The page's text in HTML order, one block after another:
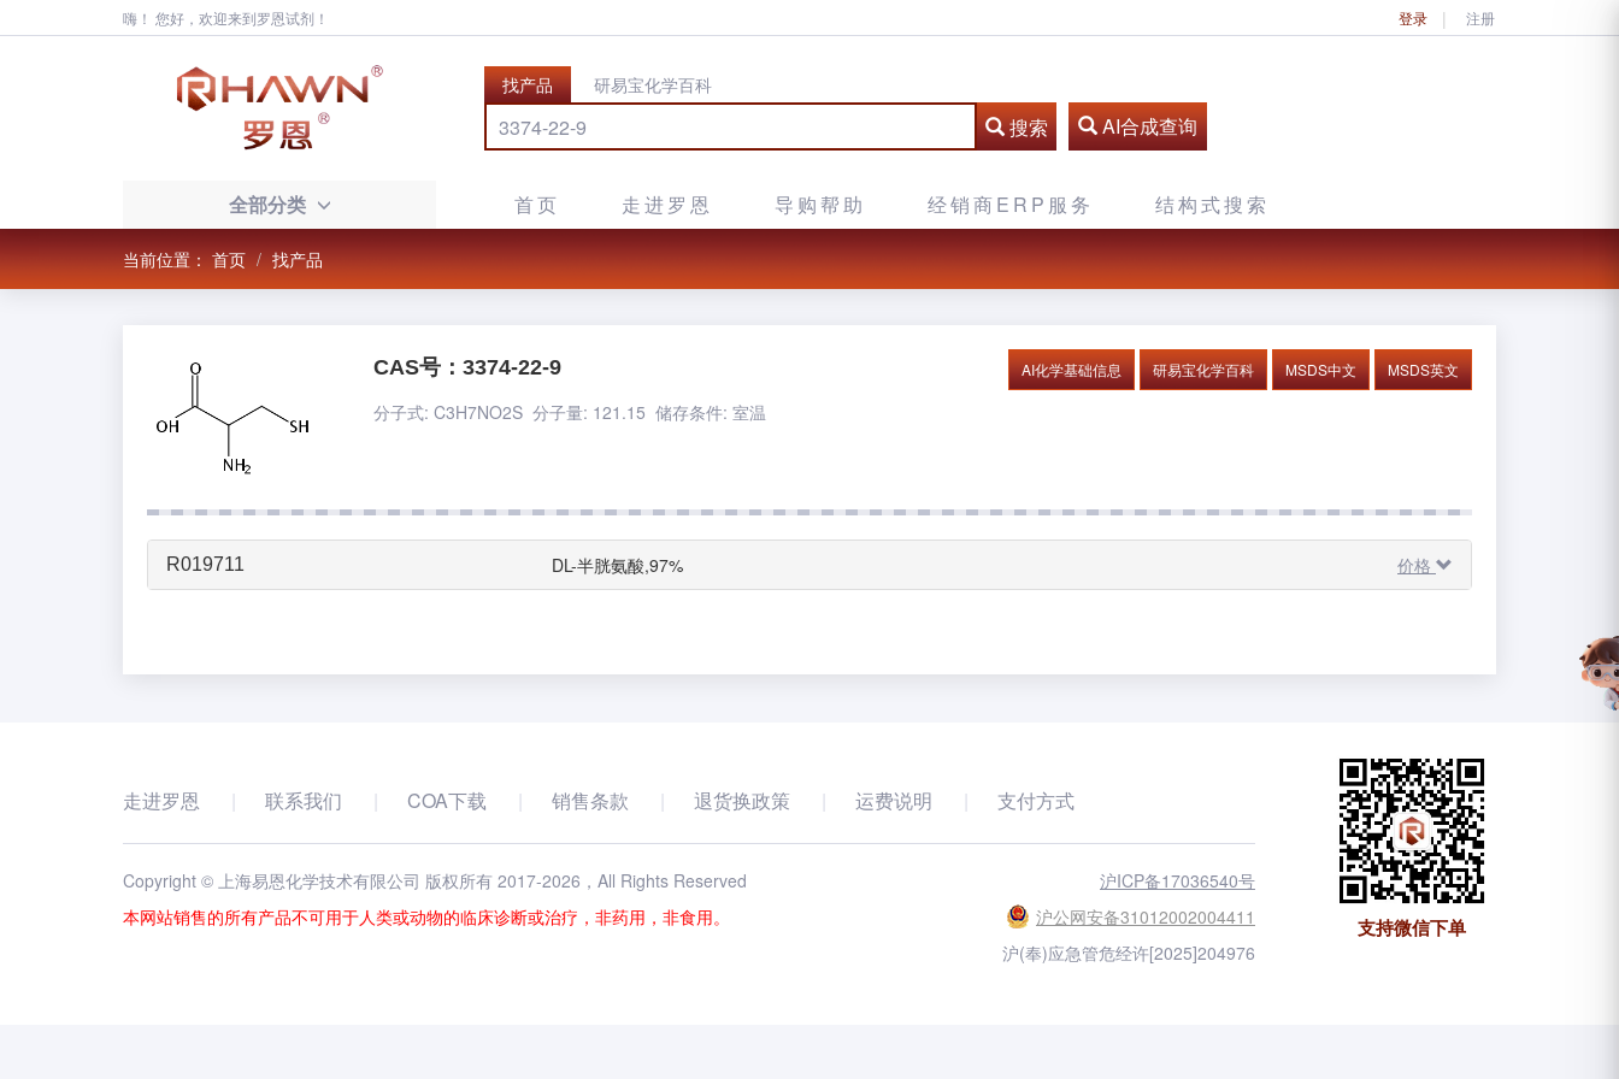
嗨！ 您好，欢迎来到罗恩试剂！ 登录 注册
找产品 研易宝化学百科
搜索 AI合成查询
全部分类 首页 走进罗恩 导购帮助 经销商ERP服务 结构式搜索
当前位置：首页 找产品
CAS号：3374-22-9
分子式: C3H7NO2S 分子量: 121.15 储存条件: 室温
AI化学基础信息 研易宝化学百科 MSDS中文 MSDS英文
R019711 DL-半胱氨酸,97% 价格
走进罗恩 联系我们 COA下载 销售条款 退货换政策 运费说明 支付方式
Copyright © 上海易恩化学技术有限公司 版权所有 2017-2026 ，All Rights Reserved
沪ICP备17036540号
本网站销售的所有产品不可用于人类或动物的临床诊断或治疗，非药用，非食用。
沪公网安备31012002004411
沪(奉)应急管危经许[2025]204976
支持微信下单